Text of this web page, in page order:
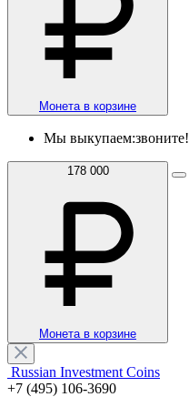
Монета в корзине
Мы выкупаем:звоните!
178 000
Монета в корзине
Russian Investment Coins
+7 (495) 106-3690